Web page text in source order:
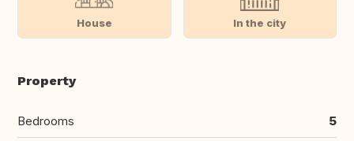
House In the city
Property
Bedrooms 5